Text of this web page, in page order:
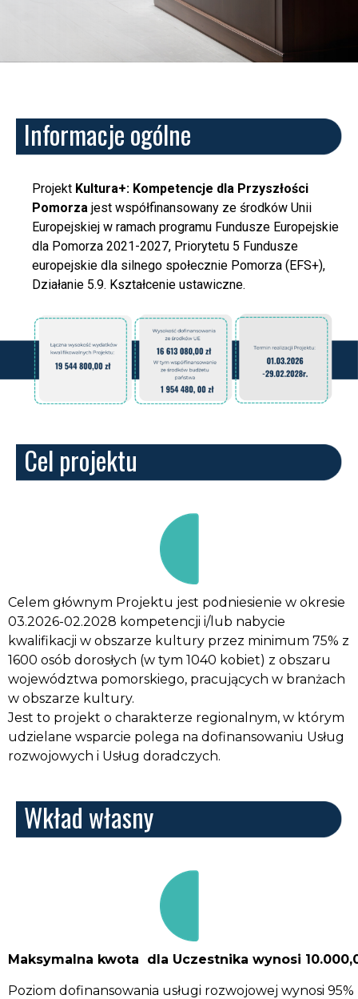
Informacje ogólne
Projekt Kultura+: Kompetencje dla Przyszłości
Pomorza jest współfinansowany ze środków Unii
Europejskiej w ramach programu Fundusze Europejskie
dla Pomorza 2021-2027, Priorytetu 5 Fundusze
europejskie dla silnego społecznie Pomorza (EFS+),
Działanie 5.9. Kształcenie ustawiczne.
Cel projektu
Celem głównym Projektu jest podniesienie w okresie
03.2026-02.2028 kompetencji i/lub nabycie
kwalifikacji w obszarze kultury przez minimum 75% z
1600 osób dorosłych (w tym 1040 kobiet) z obszaru
województwa pomorskiego, pracujących w branżach
w obszarze kultury.
Jest to projekt o charakterze regionalnym, w którym
udzielane wsparcie polega na dofinansowaniu Usług
rozwojowych i Usług doradczych.
Wkład własny
Maksymalna kwota dla Uczestnika wynosi
Poziom dofinansowania usługi rozwojowej wynosi